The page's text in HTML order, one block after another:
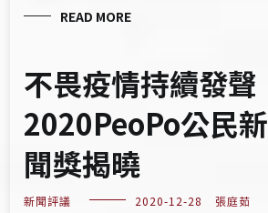
READ MORE
不畏疫情持續發聲
2020PeoPo公民新
聞獎揭曉
新聞評議 2020-12-28 張庭茹